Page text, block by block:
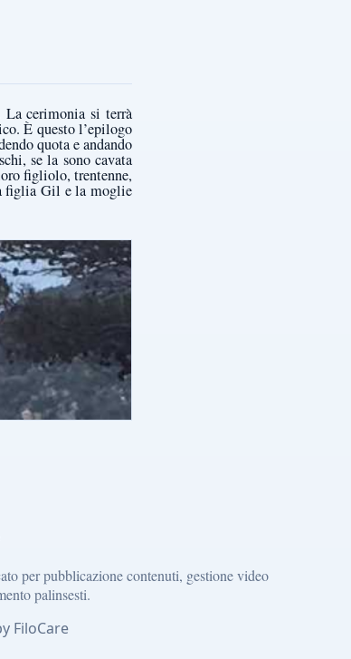
cerimonia si terrà
È questo l’epilogo
quota e andando
se la sono cavata
figliolo, trentenne,
figlia Gil e la moglie
per pubblicazione contenuti, gestione video
palinsesti.
FiloCare